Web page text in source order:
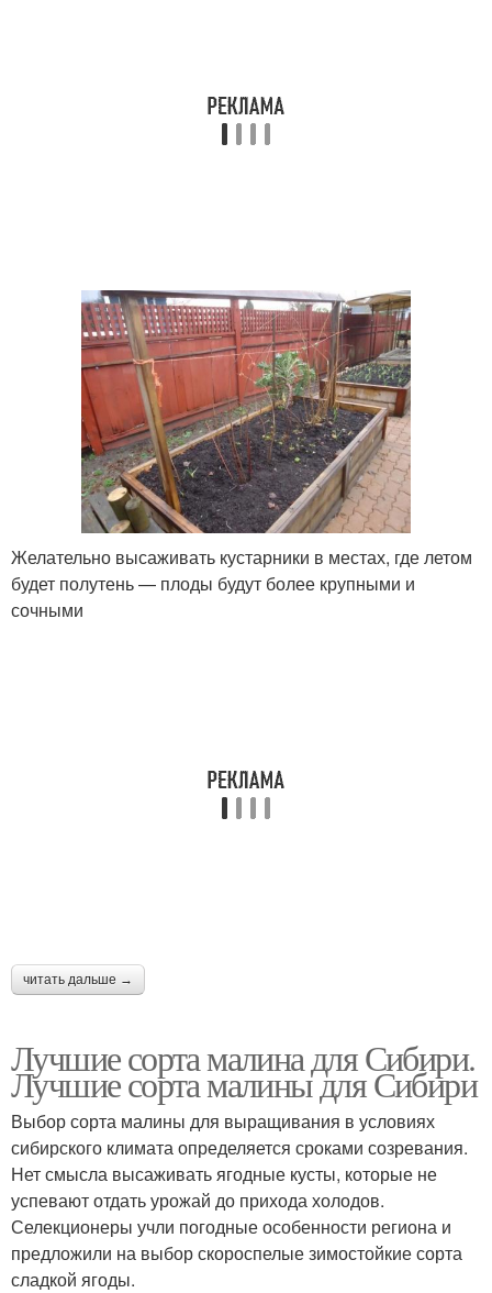
Желательно высаживать кустарники в местах, где летом
будет полутень — плоды будут более крупными и
сочными
читать дальше →
Лучшие сорта малина для Сибири.
Лучшие сорта малины для Сибири
Выбор сорта малины для выращивания в условиях
сибирского климата определяется сроками созревания.
Нет смысла высаживать ягодные кусты, которые не
успевают отдать урожай до прихода холодов.
Селекционеры учли погодные особенности региона и
предложили на выбор скороспелые зимостойкие сорта
сладкой ягоды.